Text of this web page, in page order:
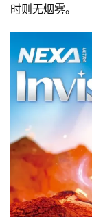
烟
电
子
评
测
通
弹
时则无烟雾。